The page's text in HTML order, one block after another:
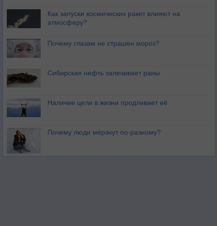
Как запуски космических ракет влияют на
атмосферу?
Почему глазам не страшен мороз?
Сибирская нефть залечивает раны
Наличие цели в жизни продлевает её
Почему люди мёрзнут по-разному?